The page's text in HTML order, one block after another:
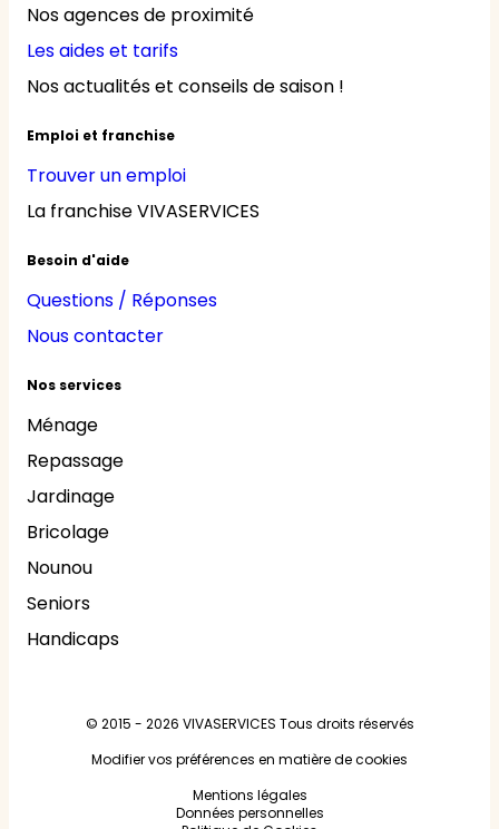
Nos agences de proximité
Les aides et tarifs
Nos actualités et conseils de saison !
Emploi et franchise
Trouver un emploi
La franchise VIVASERVICES
Besoin d'aide
Questions / Réponses
Nous contacter
Nos services
Ménage
Repassage
Jardinage
Bricolage
Nounou
Seniors
Handicaps
© 2015 - 2026 VIVASERVICES Tous droits réservés
Modifier vos préférences en matière de cookies
Mentions légales
Données personnelles